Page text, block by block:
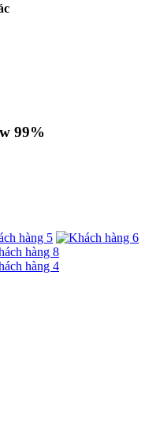
99%